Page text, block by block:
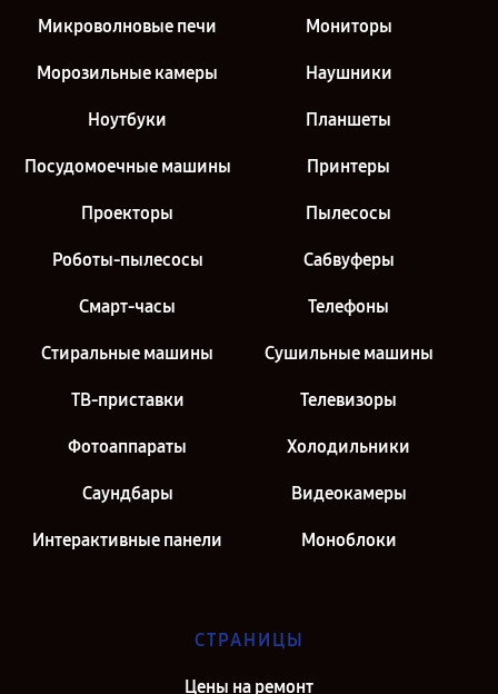
Микроволновые печи Мониторы
Морозильные камеры Наушники
Ноутбуки Планшеты
Посудомоечные машины Принтеры
Проекторы Пылесосы
Роботы-пылесосы Сабвуферы
Смарт-часы Телефоны
Стиральные машины Сушильные машины
ТВ-приставки Телевизоры
Фотоаппараты Холодильники
Саундбары Видеокамеры
Интерактивные панели Моноблоки
СТРАНИЦЫ
Цены на ремонт